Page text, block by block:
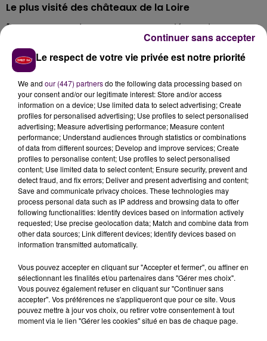
Le plus visité des châteaux de la Loire
"Nous sommes heureux que cette démarche
commente Eva Sindic, la responsable
événementielle du château : "Cette intégration nous
ouvre de grandes perspectives en termes de
développement et de communication"précise-t-
elle. Avec Chambord, Chenonceau est le plus connu
mais aussi et surtout le plus visité des châteaux de la
Loire avec quelque 900 000 visiteurs par an, dont 40%
de touristes étrangers issus de 150 nationalités.
À LA UNE
7 août 2026
Gagnez vos pass pour le V and B Fest' 2026 !
Le respect de votre vie privée est notre priorité
We and our (447) partnersdo the following data processing based on
your consent and/or our legitimate interest: Store and/or access
information on a device; Use limited data to select advertising; Create
profiles for personalised advertising; Use profiles to select personalised
advertising; Measure advertising performance; Measure content
performance; Understand audiences through statistics or combinations
of data from different sources; Develop and improve services; Create
profiles to personalise content; Use profiles to select personalised
content; Use limited data to select content; Ensure security, prevent and
detect fraud, and fix errors; Deliver and present advertising and content;
Save and communicate privacy choices. These technologies may
process personal data such as IP address and browsing data to offer
following functionalities: Identify devices based on information actively
requested; Use precise geolocation data; Match and combine data from
other data sources; Link different devices; Identify devices based on
information transmitted automatically.
Vous pouvez accepter en cliquant sur "Accepter et fermer", ou affiner en
sélectionnant les finalités et/ou partenaires dans "Gérer mes choix".
Vous pouvez également refuser en cliquant sur "Continuer sans
accepter". Vos préférences ne s'appliqueront que pour ce site. Vous
pouvez mettre à jour vos choix, ou retirer votre consentement à tout
moment via le lien "Gérer les cookies" situé en bas de chaque page.
Continuer sans accepter